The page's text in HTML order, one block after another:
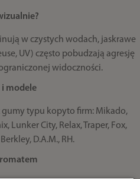
w czystych wodach, jaskrawe
UV) często pobudzają agresję
widoczności.
modele
gumy typu kopyto firm: Mikado,
Lunker City, Relax, Traper, Fox,
D.A.M., RH.